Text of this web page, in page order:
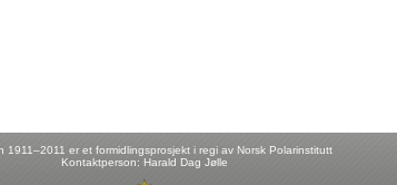
1911–2011 er et formidlingsprosjekt i regi av Norsk Polarinstitutt
Kontaktperson: Harald Dag Jølle